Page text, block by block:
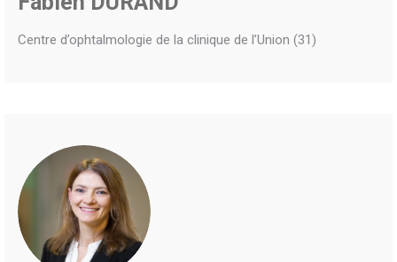
Centre d’ophtalmologie de la clinique de l’Union (31)